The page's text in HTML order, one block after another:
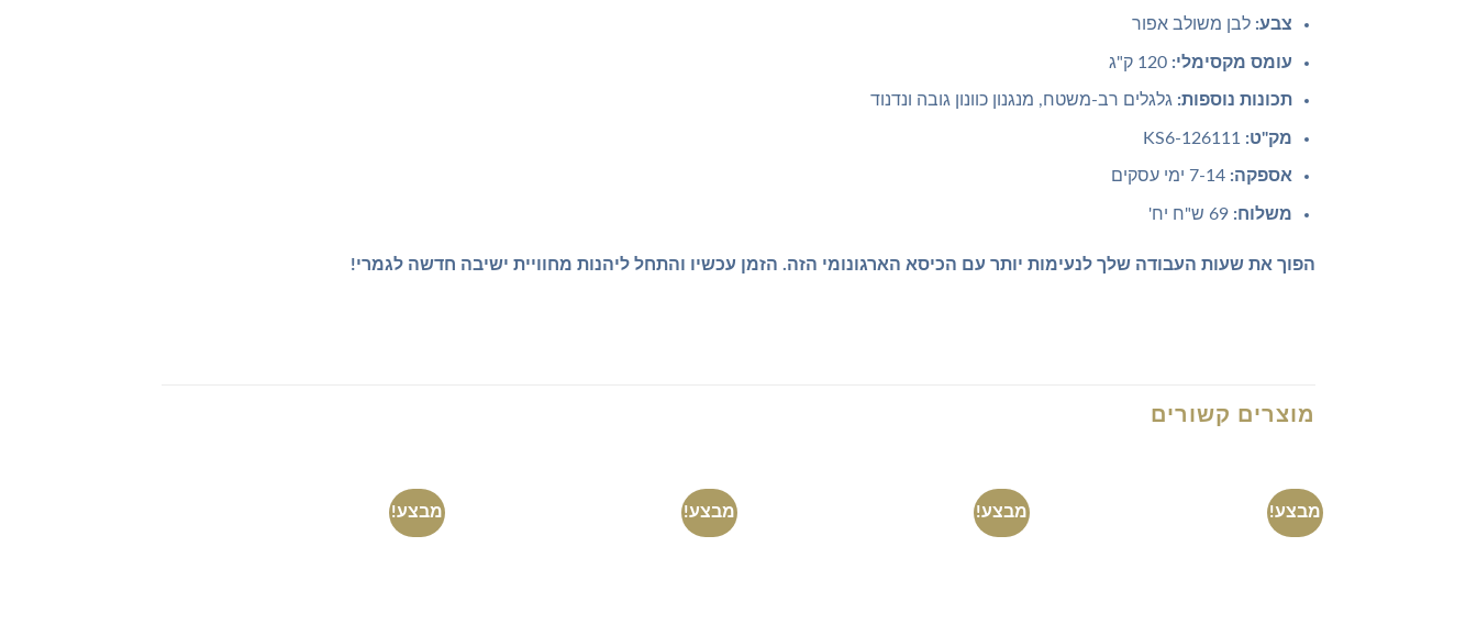
צבע: לבן משולב אפור
עומס מקסימלי:
תכונות נוספות: גלגלים רב-משטח, מנגנון כוונון גובה ונדנוד
מק"ט:
אספקה:
משלוח: 69 ש"ח יח'
הפוך את שעות העבודה שלך לנעימות יותר עם הכיסא הארגונומי הזה. הזמן עכשיו והתחל ליהנות מחוויית ישיבה חדשה לגמרי!
מוצרים קשורים
מבצע! מבצע! מבצע! מבצע!